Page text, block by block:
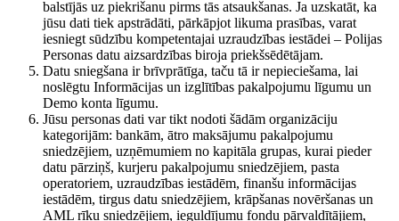
balstījās uz piekrišanu pirms tās atsaukšanas. Ja uzskatāt, ka
jūsu dati tiek apstrādāti, pārkāpjot likuma prasības, varat
iesniegt sūdzību kompetentajai uzraudzības iestādei – Polijas
Personas datu aizsardzības biroja priekšsēdētājam.
Datu sniegšana ir brīvprātīga, taču tā ir nepieciešama, lai
noslēgtu Informācijas un izglītības pakalpojumu līgumu un
Demo konta līgumu.
Jūsu personas dati var tikt nodoti šādām organizāciju
kategorijām: bankām, ātro maksājumu pakalpojumu
sniedzējiem, uzņēmumiem no kapitāla grupas, kurai pieder
datu pārziņš, kurjeru pakalpojumu sniedzējiem, pasta
operatoriem, uzraudzības iestādēm, finanšu informācijas
iestādēm, tirgus datu sniedzējiem, krāpšanas novēršanas un
AML rīku sniedzējiem, ieguldījumu fondu pārvaldītājiem,